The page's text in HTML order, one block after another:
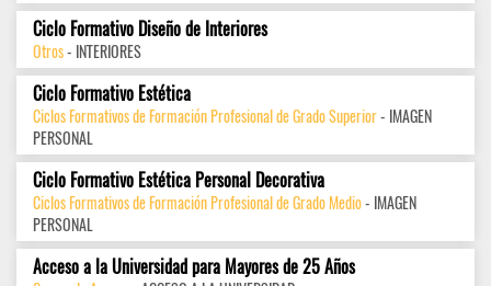
Ciclo Formativo Diseño de Interiores
Otros- INTERIORES
Ciclo Formativo Estética
Ciclos Formativos de Formación Profesional de Grado Superior- IMAGEN
PERSONAL
Ciclo Formativo Estética Personal Decorativa
Ciclos Formativos de Formación Profesional de Grado Medio- IMAGEN
PERSONAL
Acceso a la Universidad para Mayores de 25 Años